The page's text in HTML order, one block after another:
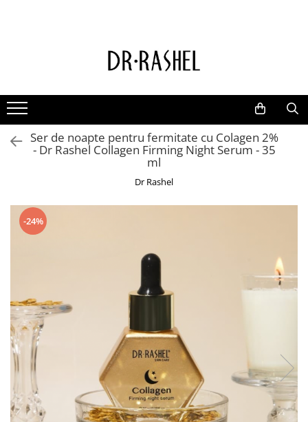
Lotiuni tonice
Creme de zi
Creme de noapte
Colagen
Vitamina c
Retinol
Acid Hialuronic
Aloe Vera
Ser de noapte pentru fermitate cu Colagen 2%
- Dr Rashel Collagen Firming Night Serum - 35
ml
Dr Rashel
-24%